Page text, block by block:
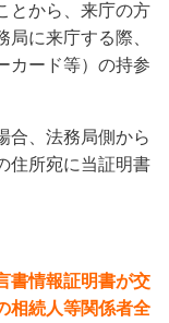
とから、来庁の方
に来庁する際、
カード等）の持参
合、法務局側から
住所宛に当証明書
書情報証明書が交
相続人等関係者全